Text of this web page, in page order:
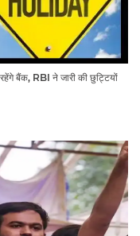
बैंक, RBI ने जारी की छुट्टियों